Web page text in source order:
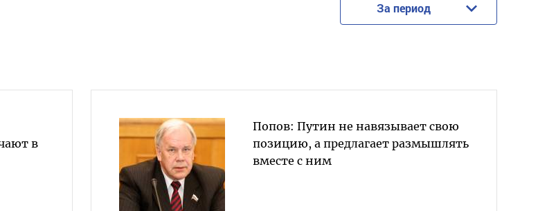
За период
в
Попов: Путин не навязывает свою
позицию, а предлагает размышлять
вместе с ним